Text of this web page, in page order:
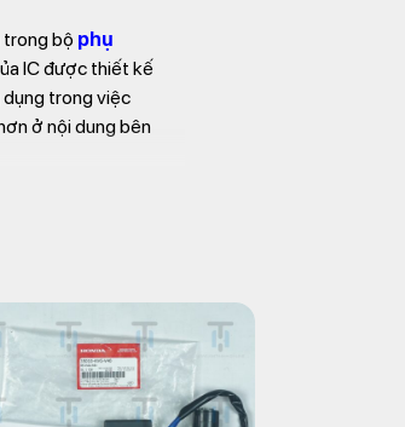
trong bộ phụ
IC được thiết kế
dụng trong việc
ở nội dung bên
thức đạp chân
được lắp đặt ở